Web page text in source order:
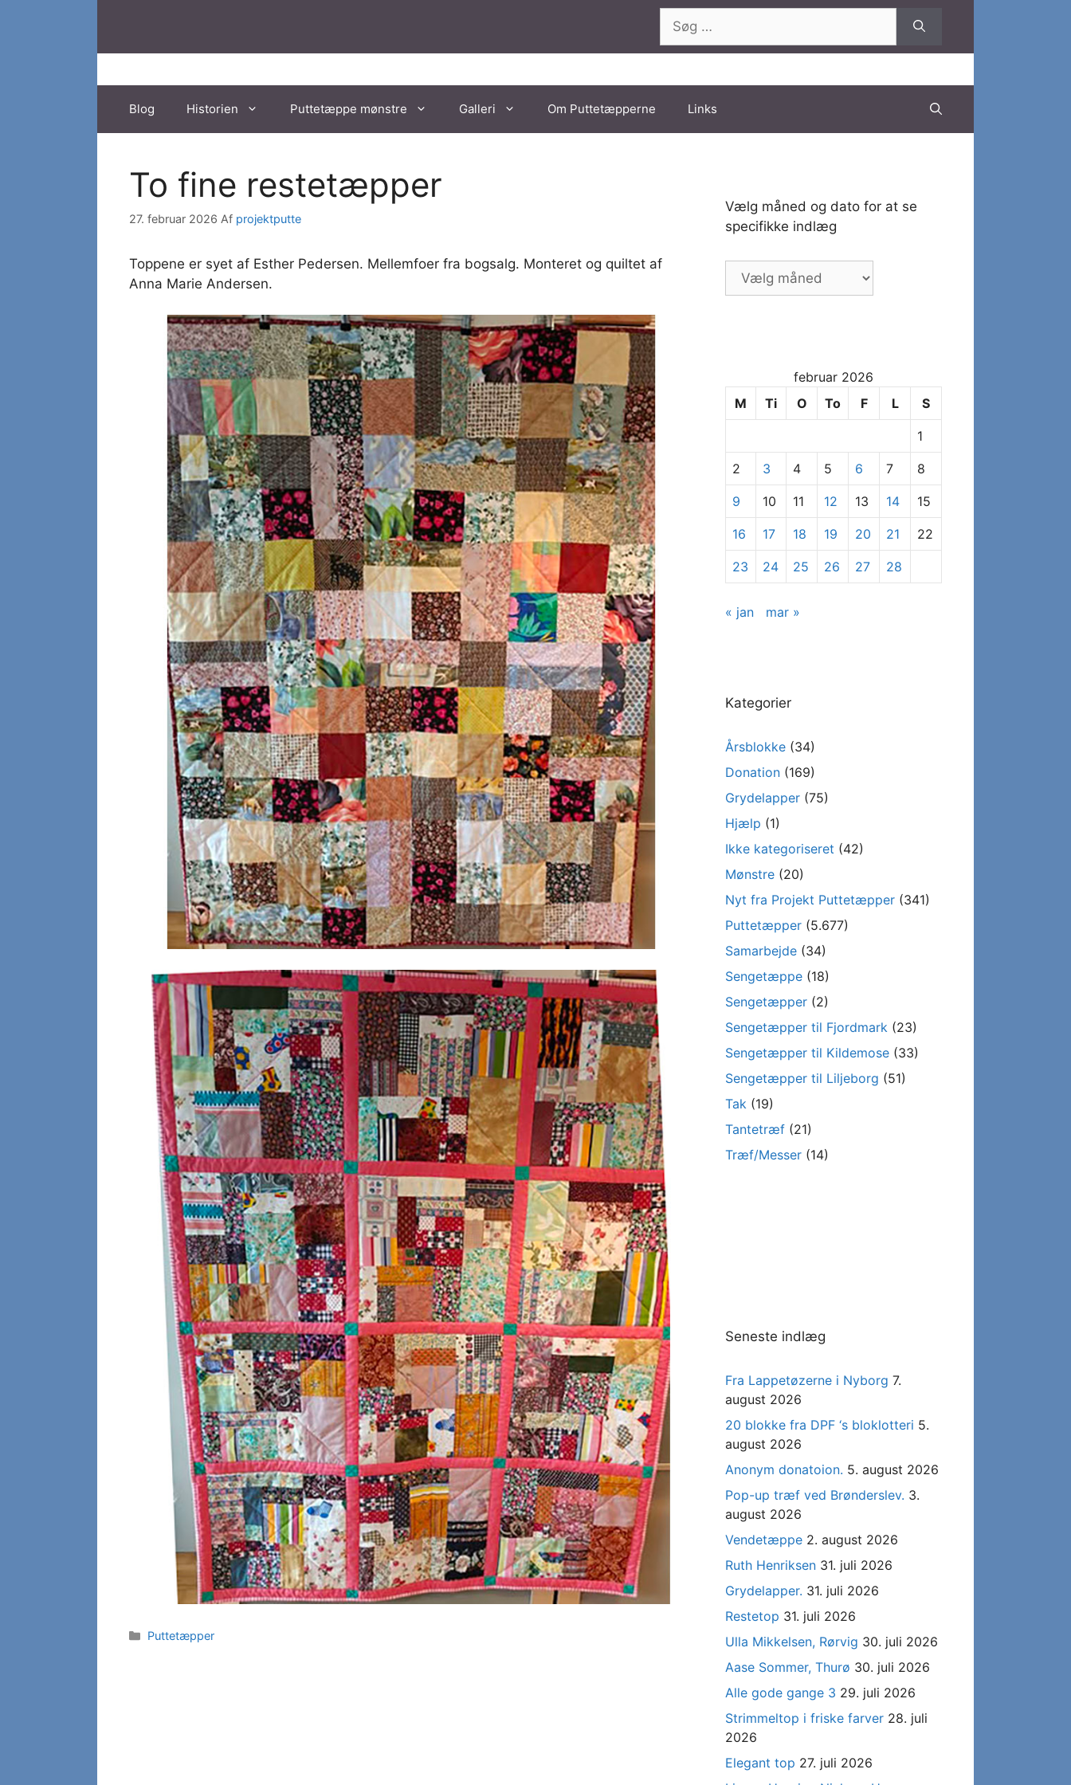
efter:
Blog Historien Puttetæppe mønstre Galleri Om Puttetæpperne Links
To fine restetæpper
27. februar 2026 Af projektputte
Toppene er syet af Esther Pedersen. Mellemfoer fra bogsalg. Monteret og quiltet af
Anna Marie Andersen.
Kategorier
Puttetæpper
Vælg måned og dato for at se
specifikke indlæg
Vælg
måned
se
specifikke
indlæg
februar 2026
M
Ti O To F L S
1
2 3 4 5 6 7 8
9 10 11 12 13 14 15
16 17 18 19 20 21 22
23 24 25 26 27 28
« jan mar »
Kategorier
Årsblokke (34)
Donation (169)
Grydelapper (75)
Hjælp (1)
Ikke kategoriseret (42)
Mønstre (20)
Nyt fra Projekt Puttetæpper (341)
Puttetæpper (5.677)
Samarbejde (34)
Sengetæppe (18)
Sengetæpper (2)
Sengetæpper til Fjordmark (23)
Sengetæpper til Kildemose (33)
Sengetæpper til Liljeborg (51)
Tak (19)
Tantetræf (21)
Træf/Messer (14)
Seneste indlæg
Fra Lappetøzerne i Nyborg 7.
august 2026
20 blokke fra DPF ‘s bloklotteri 5.
august 2026
Anonym donatoion. 5. august 2026
Pop-up træf ved Brønderslev. 3.
august 2026
Vendetæppe 2. august 2026
Ruth Henriksen 31. juli 2026
Grydelapper. 31. juli 2026
Restetop 31. juli 2026
Ulla Mikkelsen, Rørvig 30. juli 2026
Aase Sommer, Thurø 30. juli 2026
Alle gode gange 3 29. juli 2026
Strimmeltop i friske farver 28. juli
2026
Elegant top 27. juli 2026